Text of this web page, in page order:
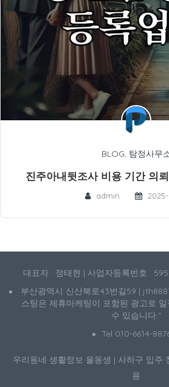
BLOG, 탐정사무
진주아내뒷조사 비용 기간 의
admin 2025-
대표자 : 정태현 | 사업자등록번호 :
부산광역시 신산북로43번길59 |
스팅은 제휴마케팅이 포함된 광고로
수 있습니다."
Tel 010-6614-
우리동네 생활정보 울동생 | 사하구 입주
용